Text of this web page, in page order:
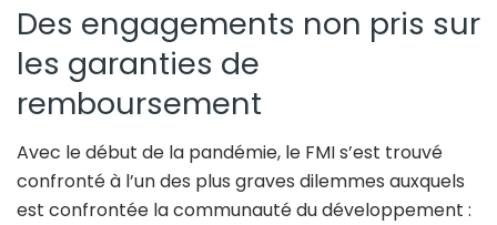
Des engagements non pris sur
les garanties de
remboursement
Avec le début de la pandémie, le FMI s’est trouvé
confronté à l’un des plus graves dilemmes auxquels
est confrontée la communauté du développement :